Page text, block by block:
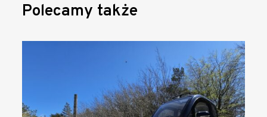
Polecamy także